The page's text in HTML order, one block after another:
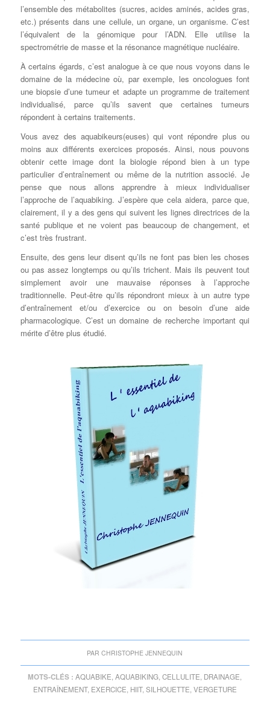
l’ensemble des métabolites (sucres, acides aminés, acides gras,
etc.) présents dans une cellule, un organe, un organisme. C’est
l’équivalent de la génomique pour l’ADN. Elle utilise la
spectrométrie de masse et la résonance magnétique nucléaire.
À certains égards, c’est analogue à ce que nous voyons dans le
domaine de la médecine où, par exemple, les oncologues font
une biopsie d’une tumeur et adapte un programme de traitement
individualisé, parce qu’ils savent que certaines tumeurs
répondent à certains traitements.
Vous avez des aquabikeurs(euses) qui vont répondre plus ou
moins aux différents exercices proposés. Ainsi, nous pouvons
obtenir cette image dont la biologie répond bien à un type
particulier d’entraînement ou même de la nutrition associé. Je
pense que nous allons apprendre à mieux individualiser
l’approche de l’aquabiking. J’espère que cela aidera, parce que,
clairement, il y a des gens qui suivent les lignes directrices de la
santé publique et ne voient pas beaucoup de changement, et
c’est très frustrant.
Ensuite, des gens leur disent qu’ils ne font pas bien les choses
ou pas assez longtemps ou qu’ils trichent. Mais ils peuvent tout
simplement avoir une mauvaise réponses à l’approche
traditionnelle. Peut-être qu’ils répondront mieux à un autre type
d’entraînement et/ou d’exercice ou on besoin d’une aide
pharmacologique. C’est un domaine de recherche important qui
mérite d’être plus étudié.
PARCHRISTOPHE JENNEQUIN
MOTS-CLÉS : AQUABIKE ,AQUABIKING ,CELLULITE DRAINAGE
ENTRAÎNEMENT, EXERCICE HIIT, SILHOUETTE VERGETURE